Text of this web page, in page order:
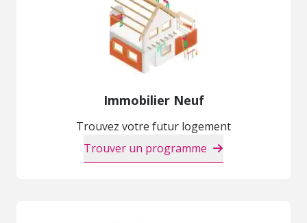
Immobilier Neuf
Trouvez votre futur logement
Trouver un programme